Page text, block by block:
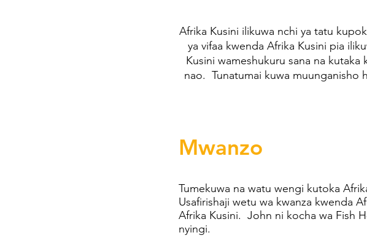
Afrika Kusini ilikuwa nchi ya tatu
ya vifaa kwenda Afrika Kusini pia
Kusini wameshukuru sana na
nao. Tunatumai kuwa muunganisho
Mwanzo
Tumekuwa na watu wengi kutoka
Usafirishaji wetu wa kwanza kwenda
Afrika Kusini. John ni kocha wa Fish
nyingi.